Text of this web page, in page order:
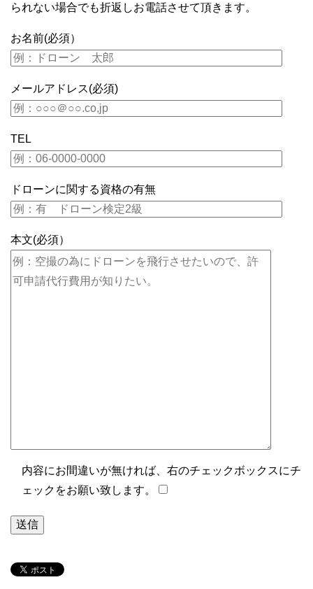
られない場合でも折返しお電話させて頂きます。
お名前(必須）
メールアドレス(必須)
TEL
ドローンに関する資格の有無
本文(必須）
内容にお間違いが無ければ、右のチェックボックスにチ
ェックをお願い致します。